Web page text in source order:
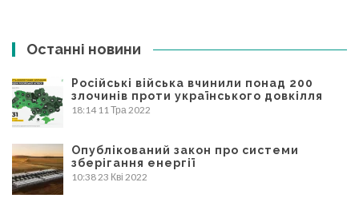
Останні новини
Російські війська вчинили понад 200
злочинів проти українського довкілля
18:14 11 Тра 2022
Опублікований закон про системи
зберігання енергії
10:3823 Кві 2022